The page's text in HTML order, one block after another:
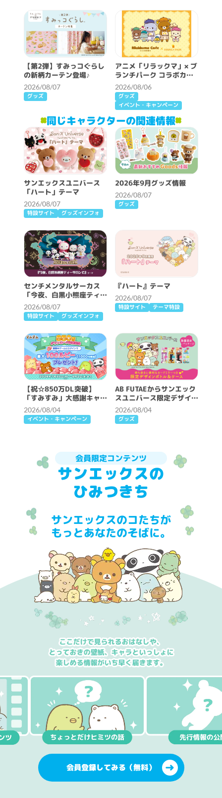
【第2弾】すみっコぐらし
の新柄カーテン登場♪
2026/08/07
グッズ
アニメ「リラックマ」× ブ
ランチパーク コラボカフ
ェ開催決定！
2026/08/06
グッズ
イベント・キャンペーン
同じキャラクターの関連情報
サンエックスユニバース
「ハート」テーマ
2026/08/07
特設サイト グッズインフォ
2026年9月グッズ情報
2026/08/07
グッズ
センチメンタルサーカス
「今夜、白黒小熊座ティー
サロンで」テーマ
2026/08/07
特設サイト グッズインフォ
『ハート』テーマ
2026/08/07
特設サイト テーマ特設
【祝☆850万DL突破】
「すみすみ」大感謝キャン
ペーン開催♪
2026/08/04
イベント・キャンペーン
AB FUTAEからサンエック
スユニバース限定デザイン
発売！
2026/08/04
グッズ
会員限定コンテンツ
サンエックスの
ひみつきち
サンエックスのコたちが
もっとあなたのそばに。
会員登録してみる（無料）